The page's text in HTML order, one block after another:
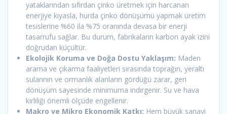
yataklarından sıfırdan çinko üretmek için harcanan
enerjiye kıyasla, hurda çinko dönüşümü yapmak üretim
tesislerine %60 ila %75 oranında devasa bir enerji
tasarrufu sağlar. Bu durum, fabrikaların karbon ayak izini
doğrudan küçültür.
Ekolojik Koruma ve Doğa Dostu Yaklaşım: Maden
arama ve çıkarma faaliyetleri sırasında toprağın, yeraltı
sularının ve ormanlık alanların gördüğü zarar, geri
dönüşüm sayesinde minimuma indirgenir. Su ve hava
kirliliği önemli ölçüde engellenir.
Makro ve Mikro Ekonomik Katkı: Hem büyük sanayi